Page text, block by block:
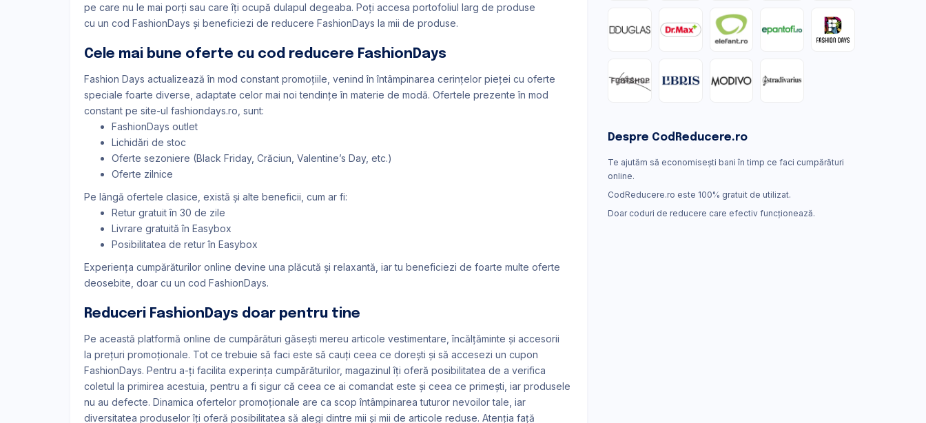
pe care nu le mai porți sau care îți ocupă dulapul degeaba. Poți accesa portofoliul larg de produse
cu un cod FashionDays și beneficiezi de reducere FashionDays la mii de produse.
Cele mai bune oferte cu cod reducere FashionDays
Fashion Days actualizează în mod constant promoțiile, venind în întâmpinarea cerințelor pieței cu oferte
speciale foarte diverse, adaptate celor mai noi tendințe în materie de modă. Ofertele prezente în mod
constant pe site-ul fashiondays.ro, sunt:
FashionDays outlet
Lichidări de stoc
Oferte sezoniere (Black Friday, Crăciun, Valentine’s Day, etc.)
Oferte zilnice
Pe lângă ofertele clasice, există și alte beneficii, cum ar fi:
Retur gratuit în 30 de zile
Livrare gratuită în Easybox
Posibilitatea de retur în Easybox
Experiența cumpărăturilor online devine una plăcută și relaxantă, iar tu beneficiezi de foarte multe oferte
deosebite, doar cu un cod FashionDays.
Reduceri FashionDays doar pentru tine
Pe această platformă online de cumpărături găsești mereu articole vestimentare, încălțăminte și accesorii
la prețuri promoționale. Tot ce trebuie să faci este să cauți ceea ce dorești și să accesezi un cupon
FashionDays. Pentru a-ți facilita experința cumpărăturilor, magazinul îți oferă posibilitatea de a verifica
coletul la primirea acestuia, pentru a fi sigur că ceea ce ai comandat este și ceea ce primești, iar produsele
nu au defecte. Dinamica ofertelor promoționale are ca scop întâmpinarea tuturor nevoilor tale, iar
diversitatea produselor îți oferă posibilitatea să alegi dintre mii și mii de articole reduse. Atenția față
Despre CodReducere.ro
Te ajutăm să economisești bani în timp ce faci cumpărături
online.
CodReducere.ro este 100% gratuit de utilizat.
Doar coduri de reducere care efectiv funcţionează.